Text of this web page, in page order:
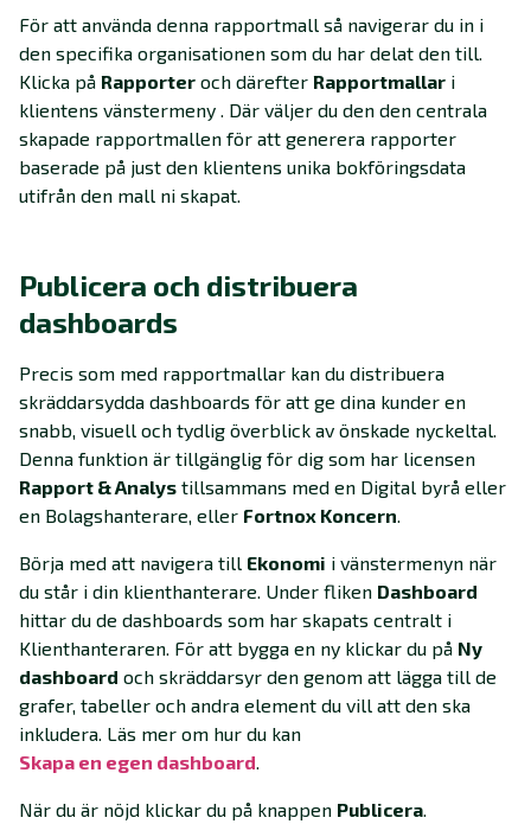
För att använda denna rapportmall så navigerar du in i
den specifika organisationen som du har delat den till.
Klicka på Rapporter och därefter Rapportmallar i
klientens vänstermeny . Där väljer du den den centrala
skapade rapportmallen för att generera rapporter
baserade på just den klientens unika bokföringsdata
utifrån den mall ni skapat.
Publicera och distribuera
dashboards
Precis som med rapportmallar kan du distribuera
skräddarsydda dashboards för att ge dina kunder en
snabb, visuell och tydlig överblick av önskade nyckeltal.
Denna funktion är tillgänglig för dig som har licensen
Rapport & Analys tillsammans med en Digital byrå eller
en Bolagshanterare, eller Fortnox Koncern.
Börja med att navigera till Ekonomi i vänstermenyn när
du står i din klienthanterare. Under fliken Dashboard
hittar du de dashboards som har skapats centralt i
Klienthanteraren. För att bygga en ny klickar du på Ny
dashboard och skräddarsyr den genom att lägga till de
grafer, tabeller och andra element du vill att den ska
inkludera. Läs mer om hur du kan
Skapa en egen dashboard.
När du är nöjd klickar du på knappen Publicera.